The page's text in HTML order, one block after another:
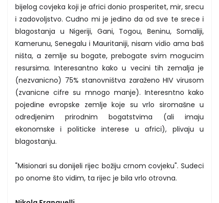
bijelog covjeka koji je africi donio prosperitet, mir, srecu
i zadovoljstvo. Cudno mi je jedino da od sve te srece i
blagostanja u Nigeriji, Gani, Togou, Beninu, Somaliji,
Kamerunu, Senegalu i Mauritaniji, nisam vidio ama baš
ništa, a zemlje su bogate, prebogate svim mogucim
resursima. Interesantno kako u vecini tih zemalja je
(nezvanicno) 75% stanovništva zaraženo HIV virusom
(zvanicne cifre su mnogo manje). Interesntno kako
pojedine evropske zemlje koje su vrlo siromašne u
odredjenim prirodnim bogatstvima (ali imaju
ekonomske i politicke interese u africi), plivaju u
blagostanju.
"Misionari su donijeli rijec božiju crnom covjeku". Sudeci
po onome što vidim, ta rijec je bila vrlo otrovna.